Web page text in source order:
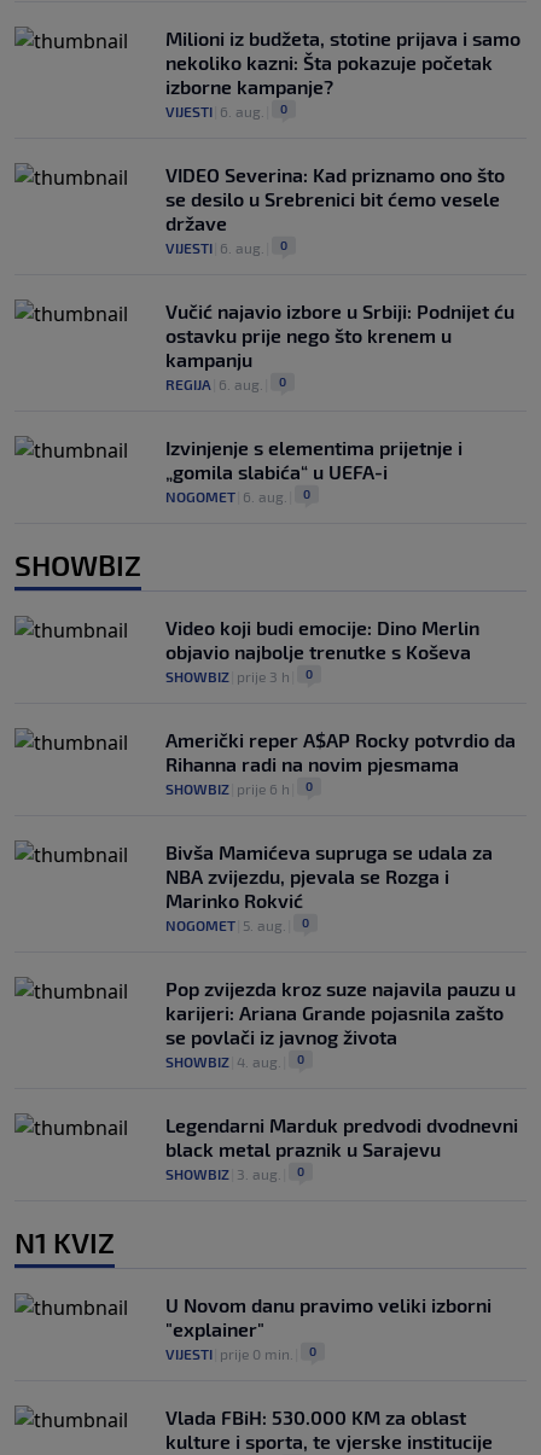
Milioni iz budžeta, stotine prijava i samo
nekoliko kazni: Šta pokazuje početak
izborne kampanje?
VIJESTI 6. aug. 0
VIDEO Severina: Kad priznamo ono što
se desilo u Srebrenici bit ćemo vesele
države
VIJESTI 6. aug. 0
Vučić najavio izbore u Srbiji: Podnijet ću
ostavku prije nego što krenem u
kampanju
REGIJA 6. aug. 0
Izvinjenje s elementima prijetnje i
„gomila slabića“ u UEFA-i
NOGOMET 6. aug. 0
SHOWBIZ
Video koji budi emocije: Dino Merlin
objavio najbolje trenutke s Koševa
SHOWBIZ prije 3 h 0
Američki reper A$AP Rocky potvrdio da
Rihanna radi na novim pjesmama
SHOWBIZ prije 6 h 0
Bivša Mamićeva supruga se udala za
NBA zvijezdu, pjevala se Rozga i
Marinko Rokvić
NOGOMET 5. aug. 0
Pop zvijezda kroz suze najavila pauzu u
karijeri: Ariana Grande pojasnila zašto
se povlači iz javnog života
SHOWBIZ 4. aug. 0
Legendarni Marduk predvodi dvodnevni
black metal praznik u Sarajevu
SHOWBIZ 3. aug. 0
N1 KVIZ
U Novom danu pravimo veliki izborni
"explainer"
VIJESTI prije 0 min. 0
Vlada FBiH: 530.000 KM za oblast
kulture i sporta, te vjerske institucije